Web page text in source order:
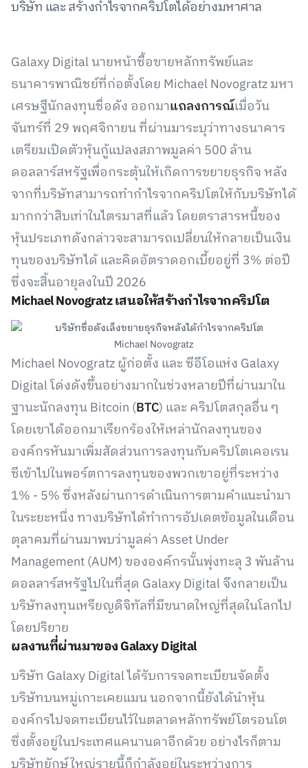
บริษัท และ สร้างกำไรจากคริปโตได้อย่างมหาศาล
Galaxy Digital นายหน้าซื้อขายหลักทรัพย์และ
ธนาคารพาณิชย์ที่ก่อตั้งโดย Michael Novogratz มหา
เศรษฐีนักลงทุนชื่อดัง ออกมาแถลงการณ์เมื่อวัน
จันทร์ที่ 29 พฤศจิกายน ที่ผ่านมาระบุว่าทางธนาคาร
เตรียมเปิดตัวหุ้นกู้แปลงสภาพมูลค่า 500 ล้าน
ดอลลาร์สหรัฐเพื่อกระตุ้นให้เกิดการขยายธุรกิจ หลัง
จากที่บริษัทสามารถทำกำไรจากคริปโตให้กับบริษัทได้
มากกว่าสิบเท่าในไตรมาสที่แล้ว โดยตราสารหนี้ของ
หุ้นประเภทดังกล่าวจะสามารถเปลี่ยนให้กลายเป็นเงิน
ทุนของบริษัทได้ และคิดอัตราดอกเบี้ยอยู่ที่ 3% ต่อปี
ซึ่งจะสิ้นอายุลงในปี 2026
Michael Novogratz เสนอให้สร้างกำไรจากคริปโต
Michael Novogratz
Michael Novogratz ผู้ก่อตั้ง และ ซีอีโอแห่ง Galaxy
Digital โด่งดังขึ้นอย่างมากในช่วงหลายปีที่ผ่านมาใน
ฐานะนักลงทุน Bitcoin (BTC) และ คริปโตสกุลอื่น ๆ
โดยเขาได้ออกมาเรียกร้องให้เหล่านักลงทุนของ
องค์กรหันมาเพิ่มสัดส่วนการลงทุนกับคริปโตเคอเรน
ซีเข้าไปในพอร์ตการลงทุนของพวกเขาอยู่ที่ระหว่าง
1% - 5% ซึ่งหลังผ่านการดำเนินการตามคำแนะนำมา
ในระยะหนึ่ง ทางบริษัทได้ทำการอัปเดตข้อมูลในเดือน
ตุลาคมที่ผ่านมาพบว่ามูลค่า Asset Under
Management (AUM) ขององค์กรนั้นพุ่งทะลุ 3 พันล้าน
ดอลลาร์สหรัฐไปในที่สุด Galaxy Digital จึงกลายเป็น
บริษัทลงทุนเหรียญดิจิทัลที่มีขนาดใหญ่ที่สุดในโลกไป
โดยปริยาย
ผลงานที่ผ่านมาของ Galaxy Digital
บริษัท Galaxy Digital ได้รับการจดทะเบียนจัดตั้ง
บริษัทบนหมู่เกาะเคยแมน นอกจากนี้ยังได้นำหุ้น
องค์กรไปจดทะเบียนไว้ในตลาดหลักทรัพย์โตรอนโต
ซึ่งตั้งอยู่ในประเทศแคนานดาอีกด้วย อย่างไรก็ตาม